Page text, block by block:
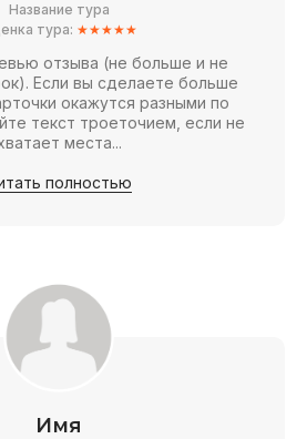
Название тура
тура: ★★★★★
отзыва (не больше и не
Если вы сделаете больше
окажутся разными по
текст троеточием, если не
места...
полностью
Имя